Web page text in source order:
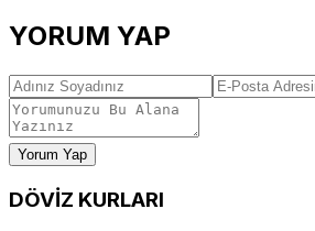
YORUM YAP
Yorum Yap
DÖVİZ KURLARI